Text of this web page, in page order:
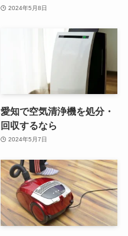
2024年5月8日
愛知で空気清浄機を処分・
回収するなら
2024年5月7日